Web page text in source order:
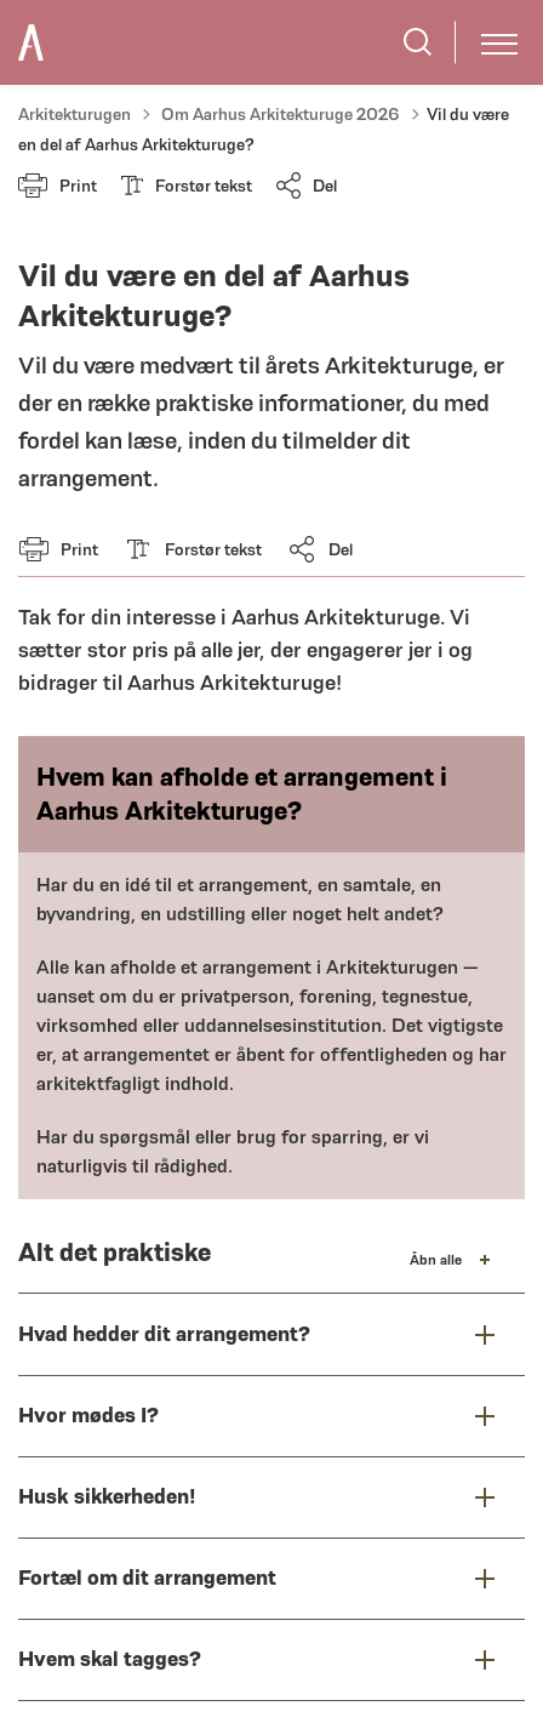
Arkitekturugen Tilbage til
Om Aarhus Arkitekturuge 2026
Vil du være
en del af Aarhus Arkitekturuge?
Print Forstør tekst Del
Vil du være en del af Aarhus
Arkitekturuge?
Vil du være medvært til årets Arkitekturuge, er
der en række praktiske informationer, du med
fordel kan læse, inden du tilmelder dit
arrangement.
Print Forstør tekst Del
Tak for din interesse i Aarhus Arkitekturuge. Vi
sætter stor pris på alle jer, der engagerer jer i og
bidrager til Aarhus Arkitekturuge!
Hvem kan afholde et arrangement i
Aarhus Arkitekturuge?
Har du en idé til et arrangement, en samtale, en
byvandring, en udstilling eller noget helt andet?
Alle kan afholde et arrangement i Arkitekturugen —
uanset om du er privatperson, forening, tegnestue,
virksomhed eller uddannelsesinstitution. Det vigtigste
er, at arrangementet er åbent for offentligheden og har
arkitektfagligt indhold.
Har du spørgsmål eller brug for sparring, er vi
naturligvis til rådighed.
Alt det praktiske Åbn alle
Hvad hedder dit arrangement?
Hvor mødes I?
Husk sikkerheden!
Fortæl om dit arrangement
Hvem skal tagges?